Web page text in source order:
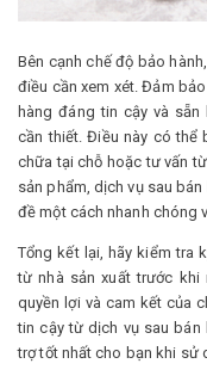
Bên cạnh chế độ bảo
điều cần xem xét. Đảm
hàng đáng tin cậy và
cần thiết. Điều này có thể
chữa tại chỗ hoặc tư vấn
sản phẩm, dịch vụ sau
đề một cách nhanh chóng
Tổng kết lại, hãy kiểm tra
từ nhà sản xuất trước
quyền lợi và cam kết của
tin cậy từ dịch vụ sau bán
trợ tốt nhất cho bạn khi sử